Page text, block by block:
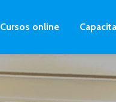
Cursos online